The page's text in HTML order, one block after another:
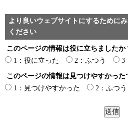
より良いウェブサイトにするために
ください
このページの情報は役に立ちましたか
1：役に立った
2：ふつう 3
このページの情報は見つけやすかった
1：見つけやすかった
2：ふつう